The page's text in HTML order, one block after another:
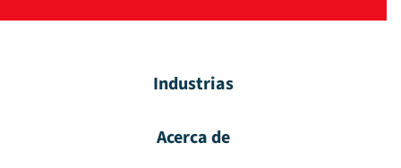
Industrias
Acerca de